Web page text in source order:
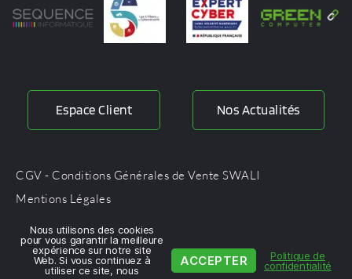
Espace Client Nos Actualités
CGV - Conditions Générales de Vente SWALI
Mentions Légales
SWALI. 2024 tous droits réservés
Nous utilisons des cookies
pour vous garantir la meilleure
expérience sur notre site
Web. Si vous continuez à
utiliser ce site, nous
ACCEPTER
Politique de
confidentialité